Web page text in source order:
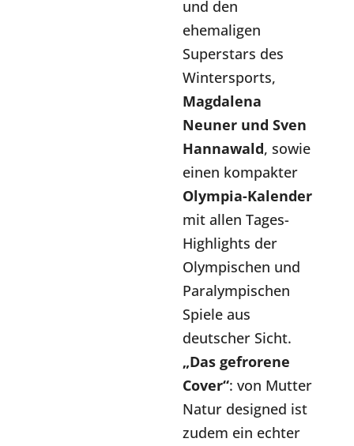
und den
ehemaligen
Superstars des
Wintersports,
Magdalena
Neuner und Sven
Hannawald, sowie
einen kompakter
Olympia-Kalender
mit allen Tages-
Highlights der
Olympischen und
Paralympischen
Spiele aus
deutscher Sicht.
„Das gefrorene
Cover“: von Mutter
Natur designed ist
zudem ein echter